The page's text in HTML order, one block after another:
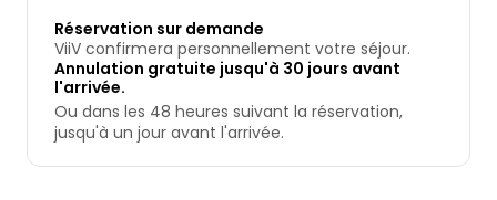
Réservation sur demande
ViiV confirmera personnellement votre séjour.
Annulation gratuite jusqu'à 30 jours avant
l'arrivée.
Ou dans les 48 heures suivant la réservation,
jusqu'à un jour avant l'arrivée.